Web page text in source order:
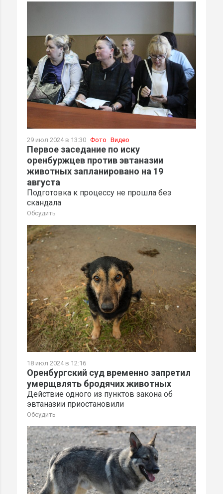
29 июл 2024 в 13:30 Фото Видео
Первое заседание по иску
оренбуржцев против эвтаназии
животных запланировано на 19
августа
Подготовка к процессу не прошла без
скандала
Обсудить
18 июл 2024 в 12:16
Оренбургский суд временно запретил
умерщвлять бродячих животных
Действие одного из пунктов закона об
эвтаназии приостановили
Обсудить